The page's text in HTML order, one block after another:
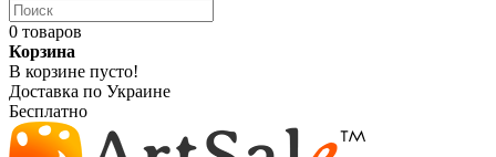
0 товаров
Корзина
В корзине пусто!
Доставка по Украине
Бесплатно